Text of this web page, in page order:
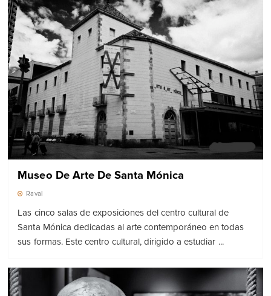
Museo De Arte De Santa Mónica
Raval
Las cinco salas de exposiciones del centro cultural de
Santa Mónica dedicadas al arte contemporáneo en todas
sus formas. Este centro cultural, dirigido a estudiar ...